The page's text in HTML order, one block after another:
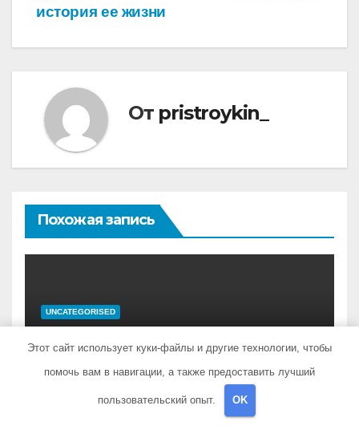
история ее жизни
От pristroykin_
Похожая запись
UNCATEGORISED
биография депутата
Госдумы, достижения и
политическая карьера
Этот сайт использует куки-файлы и другие технологии, чтобы
помочь вам в навигации, а также предоставить лучший
пользовательский опыт. OK